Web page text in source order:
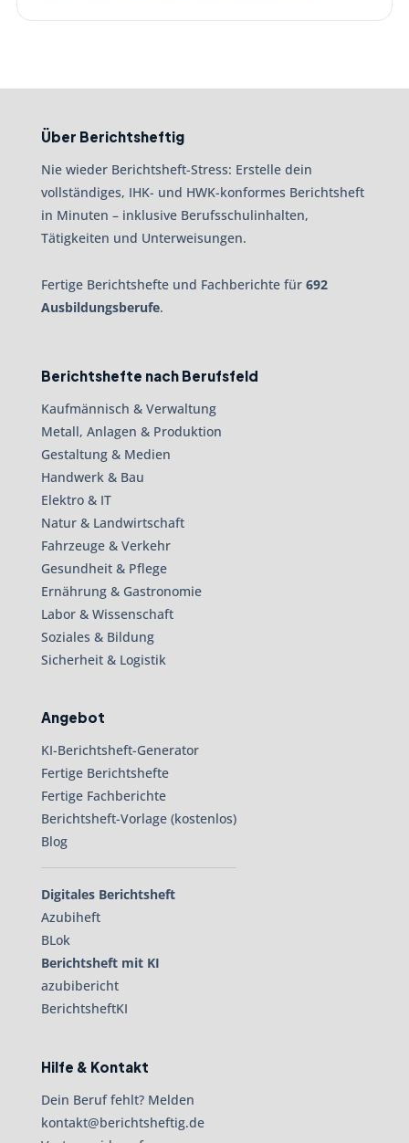
Über Berichtsheftig
Nie wieder Berichtsheft-Stress: Erstelle dein
vollständiges, IHK- und HWK-konformes Berichtsheft
in Minuten – inklusive Berufsschulinhalten,
Tätigkeiten und Unterweisungen.
Fertige Berichtshefte und Fachberichte für 692
Ausbildungsberufe.
Berichtshefte nach Berufsfeld
Kaufmännisch & Verwaltung
Metall, Anlagen & Produktion
Gestaltung & Medien
Handwerk & Bau
Elektro & IT
Natur & Landwirtschaft
Fahrzeuge & Verkehr
Gesundheit & Pflege
Ernährung & Gastronomie
Labor & Wissenschaft
Soziales & Bildung
Sicherheit & Logistik
Angebot
KI-Berichtsheft-Generator
Fertige Berichtshefte
Fertige Fachberichte
Berichtsheft-Vorlage (kostenlos)
Blog
Digitales Berichtsheft
Azubiheft
BLok
Berichtsheft mit KI
azubibericht
BerichtsheftKI
Hilfe & Kontakt
Dein Beruf fehlt? Melden
kontakt@berichtsheftig.de